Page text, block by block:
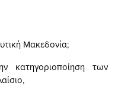
Μακεδονία;
των